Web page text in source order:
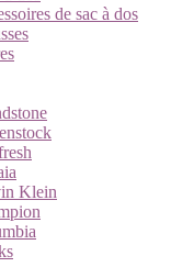
de sac à dos
Klein